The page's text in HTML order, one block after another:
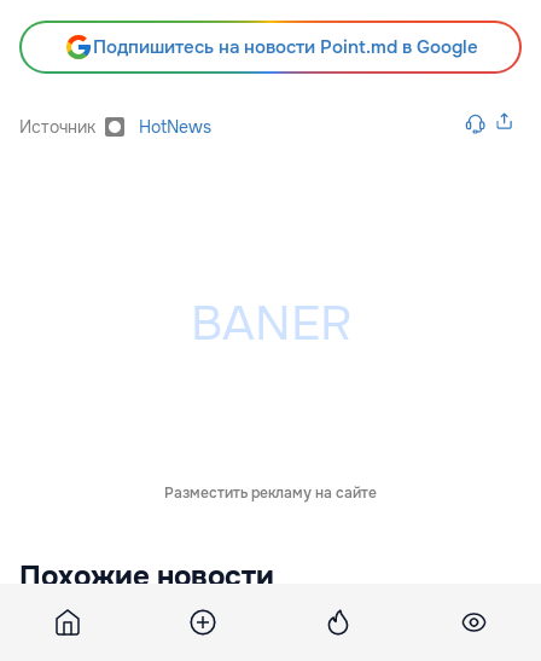
Подпишитесь на новости Point.md в Google
Источник HotNews
Разместить рекламу на сайте
Похожие новости